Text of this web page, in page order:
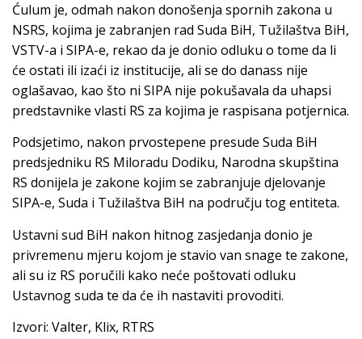
Ćulum je, odmah nakon donošenja spornih zakona u
NSRS, kojima je zabranjen rad Suda BiH, Tužilaštva BiH,
VSTV-a i SIPA-e, rekao da je donio odluku o tome da li
će ostati ili izaći iz institucije, ali se do danass nije
oglašavao, kao što ni SIPA nije pokušavala da uhapsi
predstavnike vlasti RS za kojima je raspisana potjernica.
Podsjetimo, nakon prvostepene presude Suda BiH
predsjedniku RS Miloradu Dodiku, Narodna skupština
RS donijela je zakone kojim se zabranjuje djelovanje
SIPA-e, Suda i Tužilaštva BiH na području tog entiteta.
Ustavni sud BiH nakon hitnog zasjedanja donio je
privremenu mjeru kojom je stavio van snage te zakone,
ali su iz RS poručili kako neće poštovati odluku
Ustavnog suda te da će ih nastaviti provoditi.
Izvori: Valter, Klix, RTRS